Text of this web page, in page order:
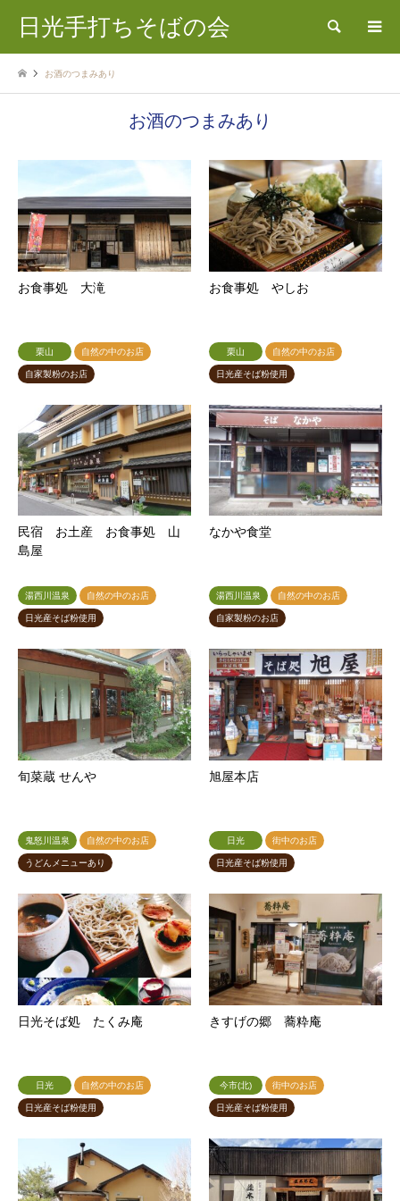
日光手打ちそばの会 検索
お酒のつまみあり
お酒のつまみあり
お食事処 大滝
栗山 自然の中のお店
自家製粉のお店
お食事処 やしお
栗山 自然の中のお店
日光産そば粉使用
民宿 お土産 お食事処 山
島屋
湯西川温泉 自然の中のお店
日光産そば粉使用
なかや食堂
湯西川温泉 自然の中のお店
自家製粉のお店
旬菜蔵 せんや
鬼怒川温泉 自然の中のお店
うどんメニューあり
旭屋本店
日光 街中のお店
日光産そば粉使用
日光そば処 たくみ庵
日光 自然の中のお店
日光産そば粉使用
きすげの郷 蕎粋庵
今市(北) 街中のお店
日光産そば粉使用